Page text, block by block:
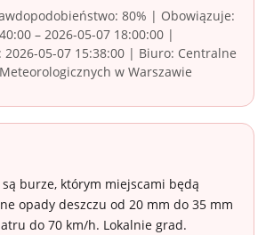
80% | Obowiązuje:
– 2026-05-07 18:00:00 |
05-07 15:38:00 | Biuro: Centralne
w Warszawie
są burze, którym miejscami będą
opady deszczu od 20 mm do 35 mm
do 70 km/h. Lokalnie grad.